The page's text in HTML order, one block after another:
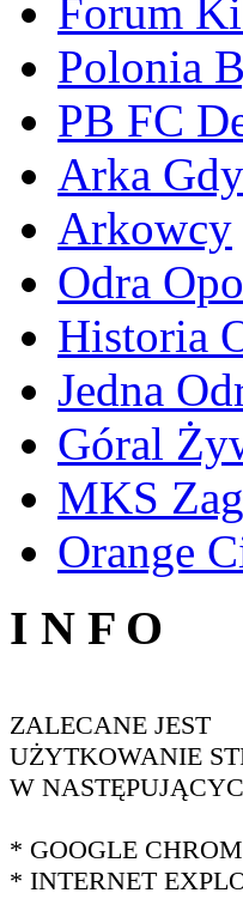
Forum
Polonia
PB FC
Arka
Arkowcy
Odra
Historia
Jedna
Góral
MKS
Orange
I N F O
ZALECANE JEST
UŻYTKOWANIE
W
* GOOGLE
* INTERNET